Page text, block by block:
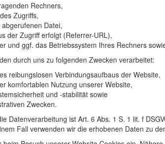
Rechners,
Zugriffs,
Datei,
der Zugriff erfolgt (Referrer-URL),
und ggf. das Betriebssystem Ihres Rechners
durch uns zu folgenden Zwecken verarbeitet:
reibungslosen Verbindungsaufbaus der Website,
komfortablen Nutzung unserer Website,
und -stabilität sowie
Zwecken.
Datenverarbeitung ist Art. 6 Abs. 1 S. 1 lit. f
Fall verwenden wir die erhobenen Daten zu